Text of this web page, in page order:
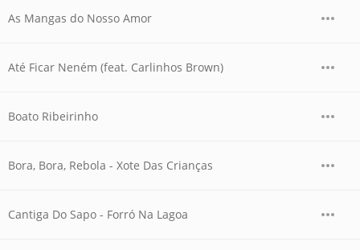
As Mangas do Nosso Amor
Até Ficar Neném (feat. Carlinhos Brown)
Boato Ribeirinho
Bora, Bora, Rebola - Xote Das Crianças
Cantiga Do Sapo - Forró Na Lagoa